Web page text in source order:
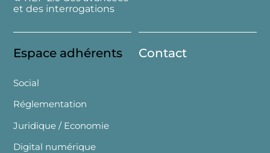
et des interrogations
Espace adhérents
Social
Réglementation
Juridique / Economie
Digital numérique
Contact